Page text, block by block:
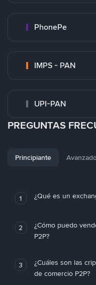
PhonePe
IMPS - PAN
UPI-PAN
PREGUNTAS
Principiante
1 ¿Qué es un
2
¿Cómo puedo
P2P?
3
¿Cuáles son las
de comercio P2P?